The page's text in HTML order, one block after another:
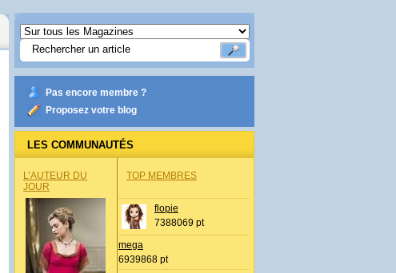
Pas encore membre ?
Proposez votre blog
LES COMMUNAUTÉS
L’AUTEUR DU
JOUR
TOP MEMBRES
flopie
7388069 pt
mega
6939868 pt